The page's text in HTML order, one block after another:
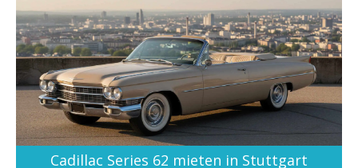
Cadillac Series 62 mieten in Stuttgart